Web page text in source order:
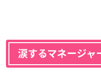
涙するマネージャ